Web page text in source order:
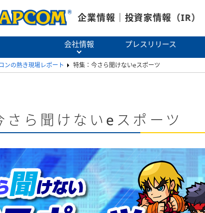
企業情報｜投資家情報（IR）
会社情報 プレスリリース
ンの熱き現場レポート 特集：今さら聞けないeスポーツ
さら聞けないeスポーツ